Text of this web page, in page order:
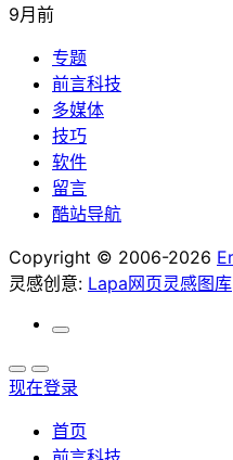
9月前
专题
前言科技
多媒体
技巧
软件
留言
酷站导航
Copyright © 2006-2026
灵感创意: Lapa网页灵感图库
现在登录
首页